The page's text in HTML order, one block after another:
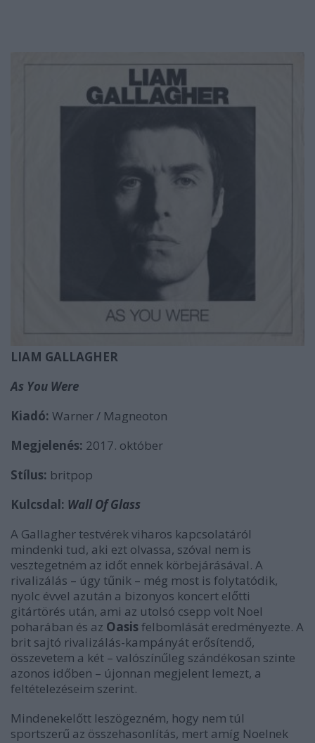
LIAM GALLAGHER
As You Were
Kiadó: Warner / Magneoton
Megjelenés: 2017. október
Stílus: britpop
Kulcsdal: Wall Of Glass
A Gallagher testvérek viharos kapcsolatáról
mindenki tud, aki ezt olvassa, szóval nem is
vesztegetném az időt ennek körbejárásával. A
rivalizálás – úgy tűnik – még most is folytatódik,
nyolc évvel azután a bizonyos koncert előtti
gitártörés után, ami az utolsó csepp volt Noel
poharában és az Oasisfelbomlását eredményezte. A
brit sajtó rivalizálás-kampányát erősítendő,
összevetem a két – valószínűleg szándékosan szinte
azonos időben – újonnan megjelent lemezt, a
feltételezéseim szerint.
Mindenekelőtt leszögezném, hogy nem túl
sportszerű az összehasonlítás, mert amíg Noelnek